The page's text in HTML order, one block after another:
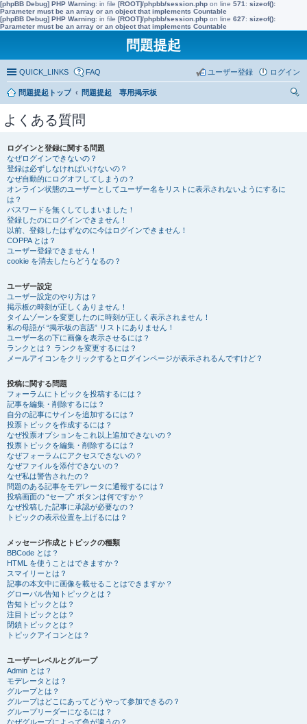
[phpBB Debug] PHP Warning: in file [ROOT]/phpbb/session.php on line 571 : sizeof():
Parameter must be an array or an object that implements Countable
[phpBB Debug] PHP Warning: in file [ROOT]/phpbb/session.php on line 627: sizeof():
Parameter must be an array or an object that implements Countable
問題提起
QUICK_LINKS FAQ ログイン
ユーザー登録
問題提起トップ
問題提起 専用掲示板
よくある質問
ログインと登録に関する問題
なぜログインできないの？
登録は必ずしなければいけないの？
なぜ自動的にログオフしてしまうの？
オンライン状態のユーザーとしてユーザー名をリストに表示されないようにするに
は？
パスワードを無くしてしまいました！
登録したのにログインできません！
以前、登録したはずなのに今はログインできません！
COPPA とは？
ユーザー登録できません！
cookie を消去したらどうなるの？
ユーザー設定
ユーザー設定のやり方は？
掲示板の時刻が正しくありません！
タイムゾーンを変更したのに時刻が正しく表示されません！
私の母語が “掲示板の言語” リストにありません！
ユーザー名の下に画像を表示させるには？
ランクとは？ ランクを変更するには？
メールアイコンをクリックするとログインページが表示されるんですけど？
投稿に関する問題
フォーラムにトピックを投稿するには？
記事を編集・削除するには？
自分の記事にサインを追加するには？
投票トピックを作成するには？
なぜ投票オプションをこれ以上追加できないの？
投票トピックを編集・削除するには？
なぜフォーラムにアクセスできないの？
なぜファイルを添付できないの？
なぜ私は警告されたの？
問題のある記事をモデレータに通報するには？
投稿画面の “セーブ” ボタンは何ですか？
なぜ投稿した記事に承認が必要なの？
トピックの表示位置を上げるには？
メッセージ作成とトピックの種類
BBCode とは？
HTML を使うことはできますか？
スマイリーとは？
記事の本文中に画像を載せることはできますか？
グローバル告知トピックとは？
告知トピックとは？
注目トピックとは？
閉鎖トピックとは？
トピックアイコンとは？
ユーザーレベルとグループ
Admin とは？
モデレータとは？
グループとは？
グループはどこにあってどうやって参加できるの？
グループリーダーになるには？
なぜグループによって色が違うの？